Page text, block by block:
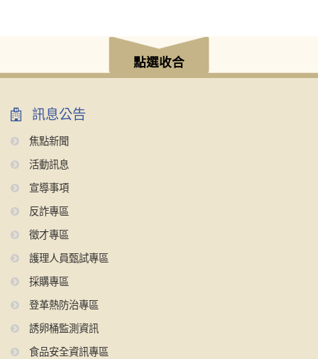
點選收合
訊息公告
焦點新聞
活動訊息
宣導事項
反詐專區
徵才專區
護理人員甄試專區
採購專區
登革熱防治專區
誘卵桶監測資訊
食品安全資訊專區